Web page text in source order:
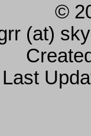
©
(at)
Last